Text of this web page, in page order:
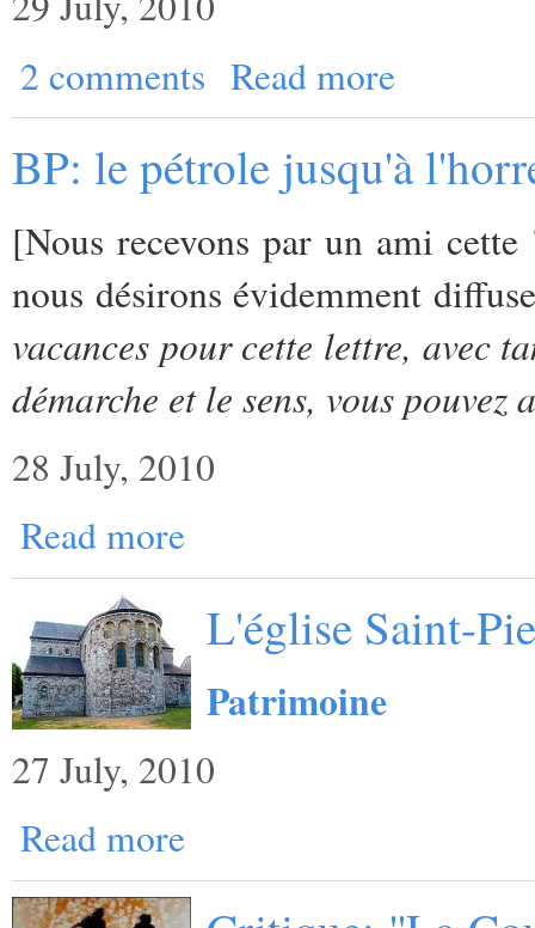
2 comments Read more
BP: le pétrole jusqu'à
[Nous recevons par un ami
nous désirons évidemment
vacances pour cette lettre, avec
démarche et le sens, vous
28 July, 2010
Read more
L'église Saint-
Patrimoine
27 July, 2010
Read more